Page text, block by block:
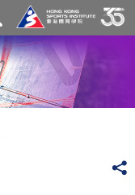
關
搜
尋